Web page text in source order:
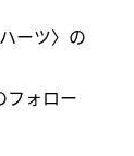
ーツ〉の
フォロー